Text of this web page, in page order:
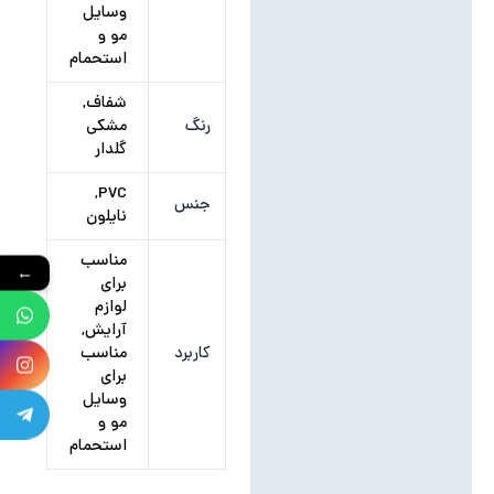
وسایل
مو و
استحمام
رنگ
شفاف,
مشکی
گلدار
جنس
PVC,
نایلون
کاربرد
مناسب
برای
لوازم
آرایش,
مناسب
برای
وسایل
مو و
استحمام
←